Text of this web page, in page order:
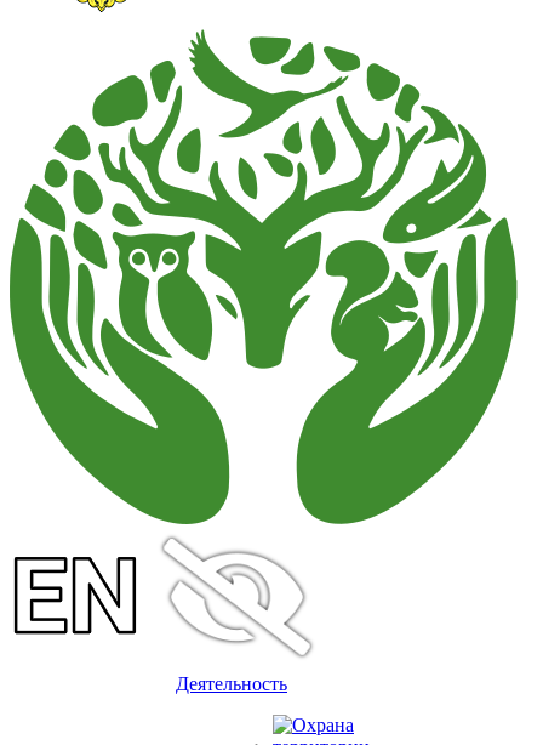
Деятельность